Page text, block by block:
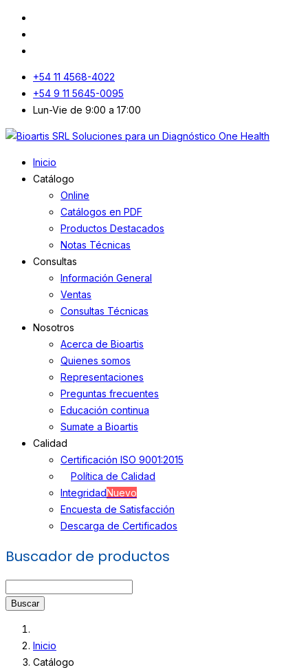
+54 11 4568-4022
+54 9 11 5645-0095
Lun-Vie de 9:00 a 17:00
Inicio
Catálogo
Online
Catálogos en PDF
Productos Destacados
Notas Técnicas
Consultas
Información General
Ventas
Consultas Técnicas
Nosotros
Acerca de Bioartis
Quienes somos
Representaciones
Preguntas frecuentes
Educación continua
Sumate a Bioartis
Calidad
Certificación ISO 9001:2015
Política de Calidad
IntegridadNuevo
Encuesta de Satisfacción
Descarga de Certificados
Buscador de productos
Buscar
Inicio
Catálogo